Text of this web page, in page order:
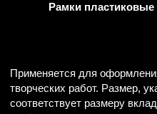
Рамки
Применяется для
творческих работ. Размер,
соответствует размеру